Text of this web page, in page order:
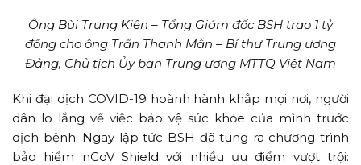
Ông Bùi Trung Kiên – Tổng Giám đốc BSH trao 1 tỷ
đồng cho ông Trần Thanh Mẫn – Bí thư Trung ương
Đảng, Chủ tịch Ủy ban Trung ương MTTQ Việt Nam
Khi đại dịch COVID-19 hoành hành khắp mọi nơi, người
dân lo lắng về việc bảo vệ sức khỏe của mình trước
dịch bệnh. Ngay lập tức BSH đã tung ra chương trình
bảo hiểm nCoV Shield với nhiều ưu điểm vượt trội: